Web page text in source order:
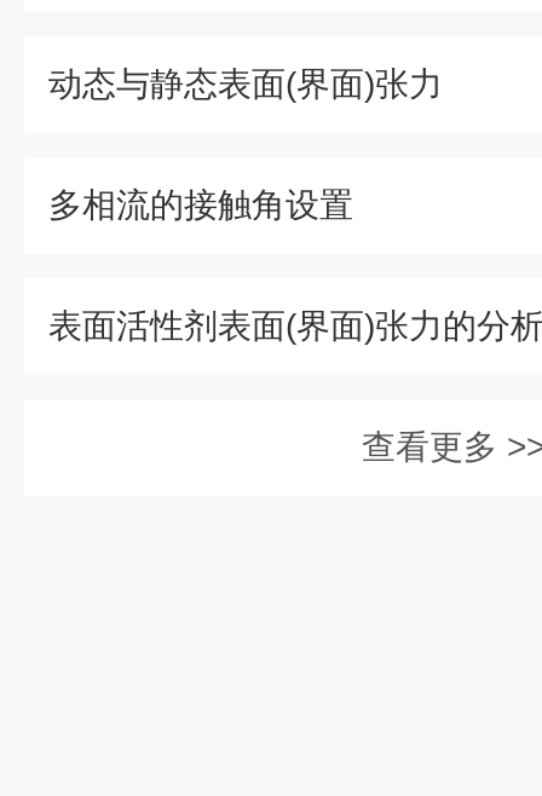
动态与静态表面(界面)张力
多相流的接触角设置
表面活性剂表面(界面)张力的分
查看更多